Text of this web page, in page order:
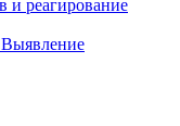
и реагирование
Выявление